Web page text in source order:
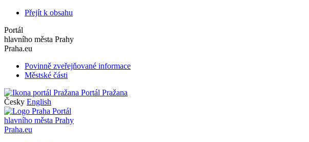
Přejít k obsahu
Portál
hlavního města Prahy
Praha.eu
Povinně zveřejňované informace
Městské části
Portál Pražana
Česky English
Portál
hlavního města Prahy
Praha.eu